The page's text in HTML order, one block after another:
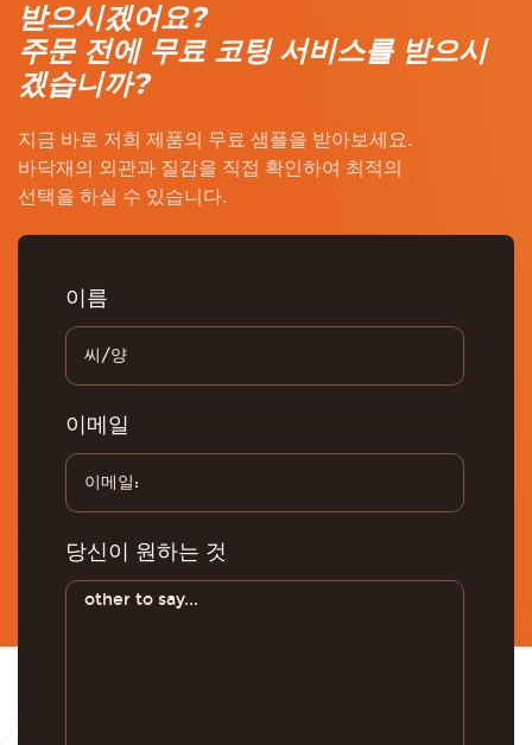
받으시겠어요?
주문 전에 무료 코팅 서비스를 받으시
겠습니까?
지금 바로 저희 제품의 무료 샘플을 받아보세요.
바닥재의 외관과 질감을 직접 확인하여 최적의
선택을 하실 수 있습니다.
이름
이메일
당신이 원하는 것